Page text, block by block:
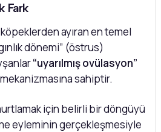
Fark
ayıran en temel
dönemi” (östrus)
“uyarılmış ovülasyon”
sahiptir.
için belirli bir döngüyü
eyleminin gerçekleşmesiyle